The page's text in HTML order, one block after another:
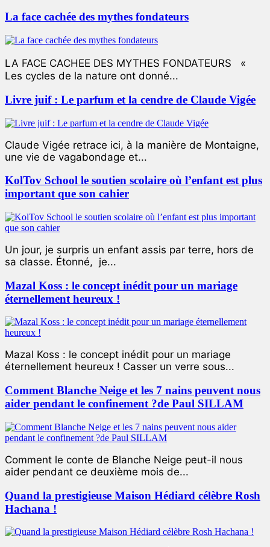
La face cachée des mythes fondateurs
LA FACE CACHEE DES MYTHES FONDATEURS «
Les cycles de la nature ont donné...
Livre juif : Le parfum et la cendre de Claude Vigée
Claude Vigée retrace ici, à la manière de Montaigne,
une vie de vagabondage et...
KolTov School le soutien scolaire où l’enfant est plus
important que son cahier
Un jour, je surpris un enfant assis par terre, hors de
sa classe. Étonné, je...
Mazal Koss : le concept inédit pour un mariage
éternellement heureux !
Mazal Koss : le concept inédit pour un mariage
éternellement heureux ! Casser un verre sous...
Comment Blanche Neige et les 7 nains peuvent nous
aider pendant le confinement ?de Paul SILLAM
Comment le conte de Blanche Neige peut-il nous
aider pendant ce deuxième mois de...
Quand la prestigieuse Maison Hédiard célèbre Rosh
Hachana !